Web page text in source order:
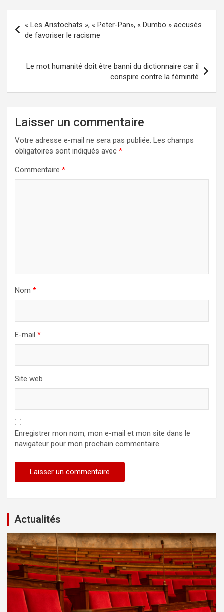
de
l’article
« Les Aristochats », « Peter-Pan», « Dumbo » accusés
de favoriser le racisme
Le mot humanité doit être banni du dictionnaire car il
conspire contre la féminité
Laisser un commentaire
Votre adresse e-mail ne sera pas publiée. Les champs
obligatoires sont indiqués avec *
Commentaire *
Nom *
E-mail *
Site web
Enregistrer mon nom, mon e-mail et mon site dans le
navigateur pour mon prochain commentaire.
Actualités